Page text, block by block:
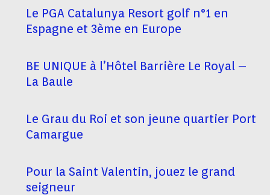
Le PGA Catalunya Resort golf n°1 en
Espagne et 3ème en Europe
BE UNIQUE à l’Hôtel Barrière Le Royal –
La Baule
Le Grau du Roi et son jeune quartier Port
Camargue
Pour la Saint Valentin, jouez le grand
seigneur